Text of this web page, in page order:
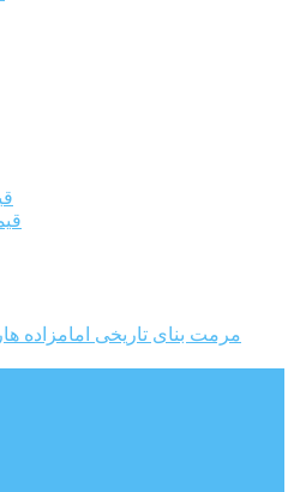
مرمت بنای تاریخی امامزاده